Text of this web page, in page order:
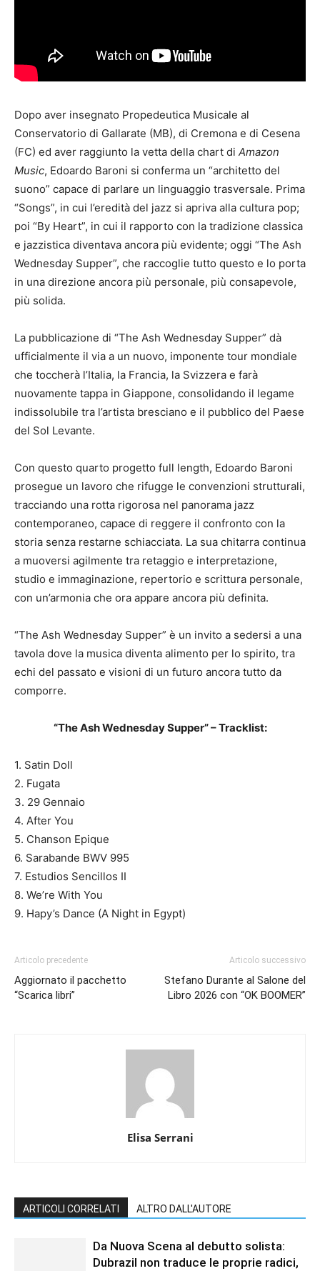
Dopo aver insegnato Propedeutica Musicale al
Conservatorio di Gallarate (MB), di Cremona e di Cesena
(FC) ed aver raggiunto la vetta della chart di Amazon
Music, Edoardo Baroni si conferma un “architetto del
suono” capace di parlare un linguaggio trasversale. Prima
“Songs”, in cui l’eredità del jazz si apriva alla cultura pop;
poi “By Heart”, in cui il rapporto con la tradizione classica
e jazzistica diventava ancora più evidente; oggi “The Ash
Wednesday Supper”, che raccoglie tutto questo e lo porta
in una direzione ancora più personale, più consapevole,
più solida.
La pubblicazione di “The Ash Wednesday Supper” dà
ufficialmente il via a un nuovo, imponente tour mondiale
che toccherà l’Italia, la Francia, la Svizzera e farà
nuovamente tappa in Giappone, consolidando il legame
indissolubile tra l’artista bresciano e il pubblico del Paese
del Sol Levante.
Con questo quarto progetto full length, Edoardo Baroni
prosegue un lavoro che rifugge le convenzioni strutturali,
tracciando una rotta rigorosa nel panorama jazz
contemporaneo, capace di reggere il confronto con la
storia senza restarne schiacciata. La sua chitarra continua
a muoversi agilmente tra retaggio e interpretazione,
studio e immaginazione, repertorio e scrittura personale,
con un’armonia che ora appare ancora più definita.
“The Ash Wednesday Supper” è un invito a sedersi a una
tavola dove la musica diventa alimento per lo spirito, tra
echi del passato e visioni di un futuro ancora tutto da
comporre.
“The Ash Wednesday Supper” – Tracklist:
1. Satin Doll
2. Fugata
3. 29 Gennaio
4. After You
5. Chanson Epique
6. Sarabande BWV 995
7. Estudios Sencillos II
8. We’re With You
9. Hapy’s Dance (A Night in Egypt)
Articolo precedente
Aggiornato il pacchetto
“Scarica libri”
Articolo successivo
Stefano Durante al Salone del
Libro 2026 con “OK BOOMER”
Elisa Serrani
ARTICOLI CORRELATI ALTRO DALL'AUTORE
Da Nuova Scena al debutto solista:
Dubrazil non traduce le proprie radici,